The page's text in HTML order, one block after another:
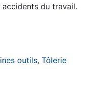
du travail.
outils, Tôlerie